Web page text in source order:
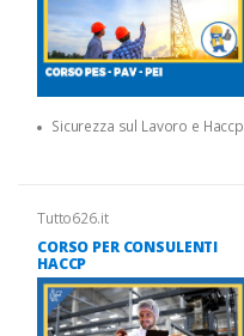
Sicurezza sul Lavoro e Haccp
Tutto626.it
CORSO PER CONSULENTI
HACCP